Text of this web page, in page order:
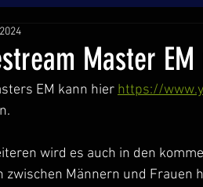
Master
EM kann hier https://
wird es auch in den
zwischen Männern und Frauen